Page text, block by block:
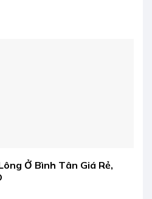
Ở Bình Tân Giá Rẻ,